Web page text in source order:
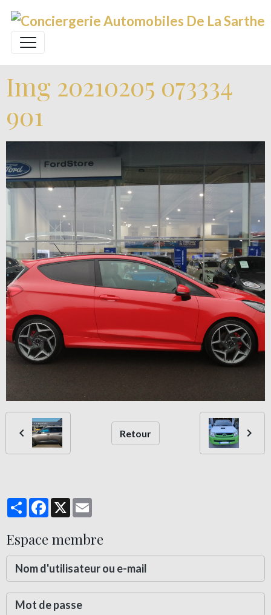
Img 20210205 073334
901
Retour
PartagerFacebook
X
Espace membre